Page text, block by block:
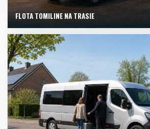
FLOTA TOMILINE NA TRASIE